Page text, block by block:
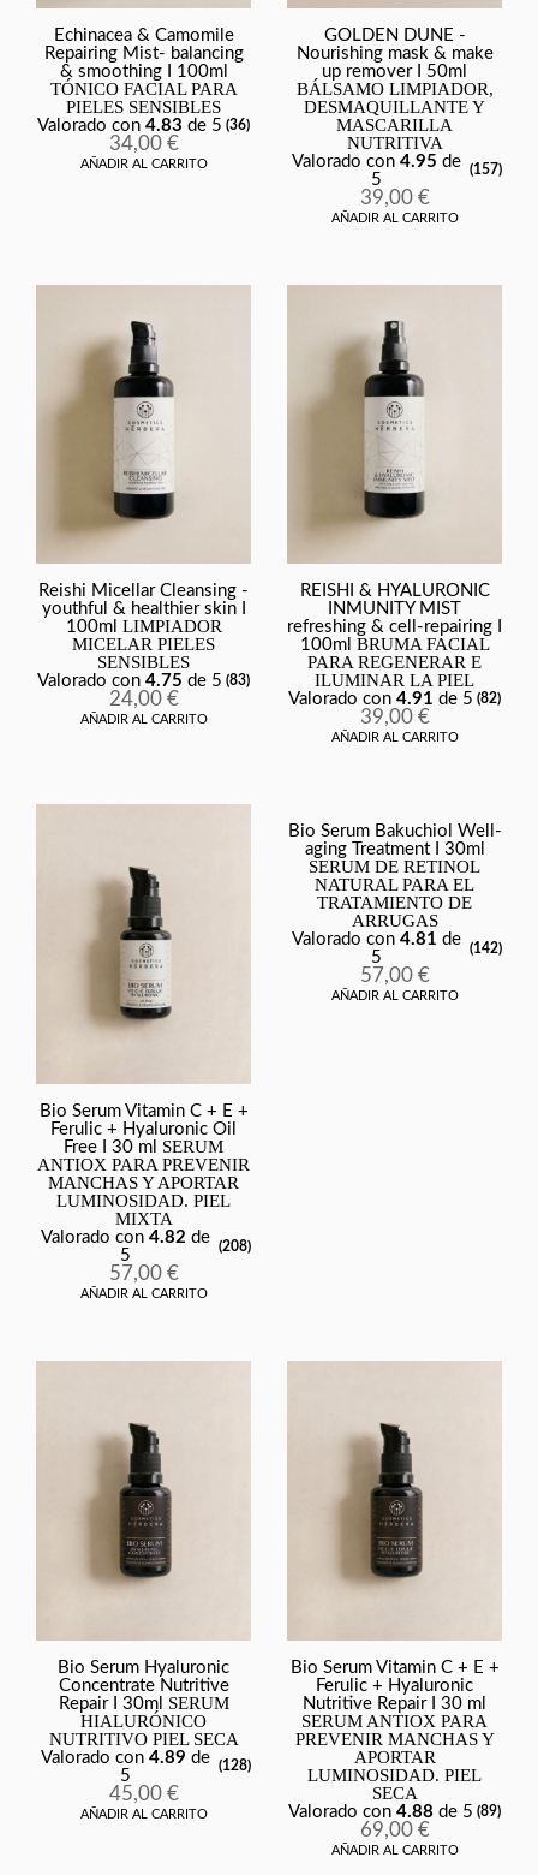
Echinacea & Camomile
Repairing Mist- balancing
& smoothing I 100ml
TÓNICO FACIAL PARA
PIELES SENSIBLES
Valorado con 4.83 de 5 (36)
34,00 €
AÑADIR AL CARRITO
GOLDEN DUNE -
Nourishing mask & make
up remover I 50ml
BÁLSAMO LIMPIADOR,
DESMAQUILLANTE Y
MASCARILLA
NUTRITIVA
Valorado con 4.95 de
5
(157)
39,00 €
AÑADIR AL CARRITO
Reishi Micellar Cleansing -
youthful & healthier skin I
100ml LIMPIADOR
MICELAR PIELES
SENSIBLES
Valorado con 4.75 de 5 (83)
24,00 €
AÑADIR AL CARRITO
REISHI & HYALURONIC
INMUNITY MIST
refreshing & cell-repairing I
100ml BRUMA FACIAL
PARA REGENERAR E
ILUMINAR LA PIEL
Valorado con 4.91 de 5 (82)
39,00 €
AÑADIR AL CARRITO
Bio Serum Vitamin C + E +
Ferulic + Hyaluronic Oil
Free I 30 ml SERUM
ANTIOX PARA PREVENIR
MANCHAS Y APORTAR
LUMINOSIDAD. PIEL
MIXTA
Valorado con 4.82 de
5
(208)
57,00 €
AÑADIR AL CARRITO
Bio Serum Bakuchiol Well-
aging Treatment I 30ml
SERUM DE RETINOL
NATURAL PARA EL
TRATAMIENTO DE
ARRUGAS
Valorado con 4.81 de
5
(142)
57,00 €
AÑADIR AL CARRITO
Bio Serum Hyaluronic
Concentrate Nutritive
Repair I 30ml SERUM
HIALURÓNICO
NUTRITIVO PIEL SECA
Valorado con 4.89 de
5
(128)
45,00 €
AÑADIR AL CARRITO
Bio Serum Vitamin C + E +
Ferulic + Hyaluronic
Nutritive Repair I 30 ml
SERUM ANTIOX PARA
PREVENIR MANCHAS Y
APORTAR
LUMINOSIDAD. PIEL
SECA
Valorado con 4.88 de 5 (89)
69,00 €
AÑADIR AL CARRITO